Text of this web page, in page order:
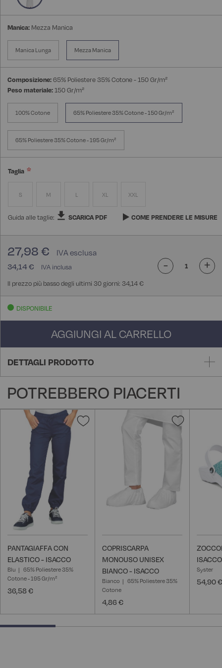
Manica: Mezza Manica
Manica Lunga Mezza Manica
Composizione:65% Poliestere 35% Cotone - 150 Gr/m²
Peso materiale:150 Gr/m²
100% Cotone 65% Poliestere 35% Cotone - 150 Gr/m²
65% Poliestere 35% Cotone - 195 Gr/m²
Taglia
S M L XL XXL
Guida alle taglie: SCARICA PDF COME PRENDERE LE MISURE
34,14 €
27,98 €
Il prezzo più basso degli ultimi 30 giorni: 34,14 €
- +
DISPONIBILE
AGGIUNGI AL CARRELLO
DETTAGLI PRODOTTO
POTREBBERO PIACERTI
Aggiungi
PANTAGIAFFA CON
ELASTICO - ISACCO
Blu
65% Poliestere 35%
Cotone - 195 Gr/m²
36,58 €
Aggiungi
desideri
COPRISCARPA
MONOUSO UNISEX
BIANCO - ISACCO
Bianco
65% Poliestere 35%
Cotone
4,86 €
ISACCO
Syster
54,90 €
25% completed